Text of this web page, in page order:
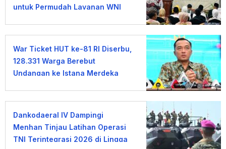
untuk Permudah Layanan WNI
War Ticket HUT ke-81 RI Diserbu,
128.331 Warga Berebut
Undangan ke Istana Merdeka
Dankodaeral IV Dampingi
Menhan Tinjau Latihan Operasi
TNI Terintegrasi 2026 di Lingga